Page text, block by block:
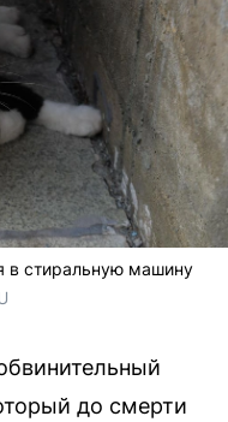
в стиральную машину
до смерти